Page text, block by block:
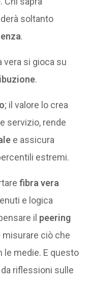
soltanto
.
vera si gioca su
.
; il valore lo crea
servizio, rende
e assicura
estremi.
fibra vera
e logica
il peering
misurare ciò che
le medie. E questo
riflessioni sulle